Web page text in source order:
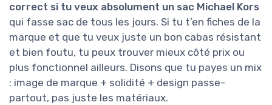
correct si tu veux absolument un sac Michael Kors
qui fasse sac de tous les jours. Si tu t’en fiches de la
marque et que tu veux juste un bon cabas résistant
et bien foutu, tu peux trouver mieux côté prix ou
plus fonctionnel ailleurs. Disons que tu payes un mix
: image de marque + solidité + design passe-
partout, pas juste les matériaux.